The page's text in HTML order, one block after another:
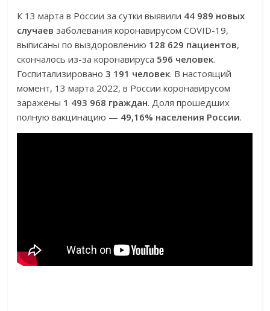
К 13 марта в России за сутки выявили 44 989 новых
случаев заболевания коронавирусом COVID-19,
выписаны по выздоровлению 128 629 пациентов,
скончалось из-за коронавируса 596 человек.
Госпитализировано3 191 человек. В настоящий
момент, 13 марта 2022, в России коронавирусом
заражены 1 493 968 граждан. Доля прошедших
полную вакцинацию — 49,16% населения России.